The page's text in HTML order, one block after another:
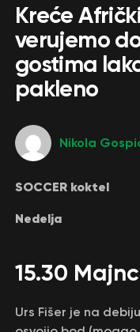
Kreće
verujemo
gostima
pakleno
Nikola
SOCCER koktel
Nedelja
15.30
Urs Fišer je na